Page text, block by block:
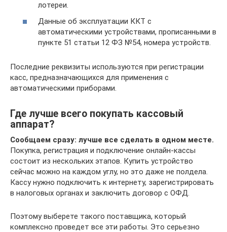
лотереи.
Данные об эксплуатации ККТ с
автоматическими устройствами, прописанными в
пункте 51 статьи 12 ФЗ №54, номера устройств.
Последние реквизиты используются при регистрации
касс, предназначающихся для применения с
автоматическими приборами.
Где лучше всего покупать кассовый
аппарат?
Сообщаем сразу: лучше все сделать в одном месте.
Покупка, регистрация и подключение онлайн-кассы
состоит из нескольких этапов. Купить устройство
сейчас можно на каждом углу, но это даже не полдела.
Кассу нужно подключить к интернету, зарегистрировать
в налоговых органах и заключить договор с ОФД.
Поэтому выберете такого поставщика, который
комплексно проведет все эти работы. Это серьезно